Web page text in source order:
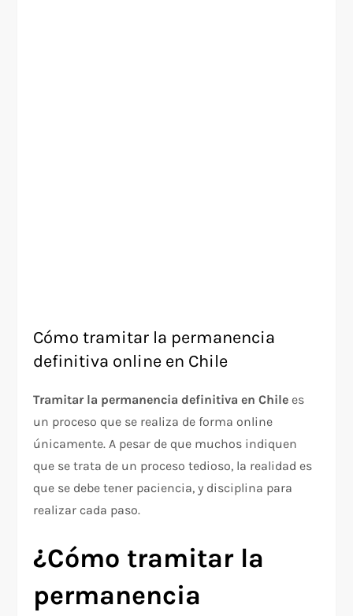
Cómo tramitar la permanencia
definitiva online en Chile
Tramitar la permanencia definitiva en Chile es
un proceso que se realiza de forma online
únicamente. A pesar de que muchos indiquen
que se trata de un proceso tedioso, la realidad es
que se debe tener paciencia, y disciplina para
realizar cada paso.
¿Cómo tramitar la
permanencia